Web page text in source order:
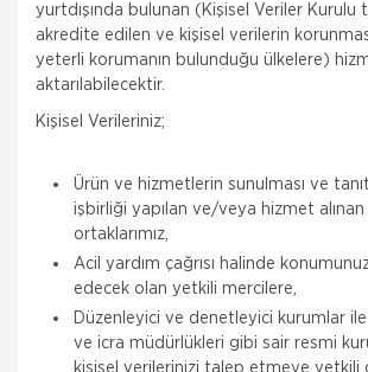
yurtdışında bulunan (Kişisel Veriler Kurulu
akredite edilen ve kişisel verilerin
yeterli korumanın bulunduğu ülkelere)
aktarılabilecektir.
Kişisel Verileriniz;
Ürün ve hizmetlerin sunulması ve
işbirliği yapılan ve/veya hizmet alınan
ortaklarımız,
Acil yardım çağrısı halinde
edecek olan yetkili mercilere,
Düzenleyici ve denetleyici kurumlar
ve icra müdürlükleri gibi sair resmi
kişisel verilerinizi talep etmeye yetkili